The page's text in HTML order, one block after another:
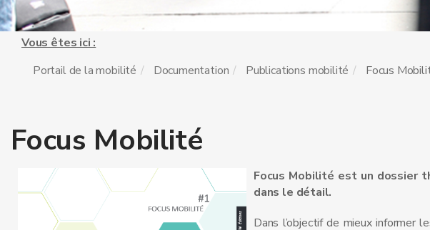
Vous êtes ici :
Portail de la mobilité
Documentation Publications mobilité Focus
Focus Mobilité
Focus Mobilité est un dossier
dans le détail.
Dans l’objectif de mieux informer